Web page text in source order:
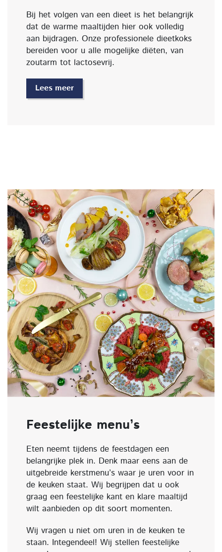
Bij het volgen van een dieet is het belangrijk
dat de warme maaltijden hier ook volledig
aan bijdragen. Onze professionele dieetkoks
bereiden voor u alle mogelijke diëten, van
zoutarm tot lactosevrij.
Lees meer
Feestelijke menu’s
Eten neemt tijdens de feestdagen een
belangrijke plek in. Denk maar eens aan de
uitgebreide kerstmenu’s waar je uren voor in
de keuken staat. Wij begrijpen dat u ook
graag een feestelijke kant en klare maaltijd
wilt aanbieden op dit soort momenten.
Wij vragen u niet om uren in de keuken te
staan. Integendeel! Wij stellen feestelijke